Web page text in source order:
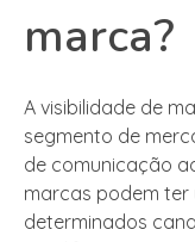
marca?
A visibilidade de
segmento de
de comunicação
marcas podem ter
determinados